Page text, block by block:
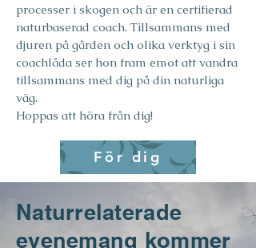
processer i skogen och är en certifierad
naturbaserad coach. Tillsammans med
djuren på gården och olika verktyg i sin
coachlåda ser hon fram emot att vandra
tillsammans med dig på din naturliga
väg.
Hoppas att höra från dig!
För dig
Naturrelaterade
evenemang kommer